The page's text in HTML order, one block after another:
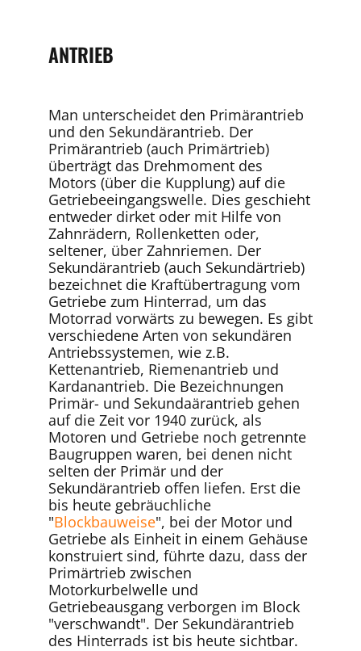
ANTRIEB
Man unterscheidet den Primärantrieb
und den Sekundärantrieb. Der
Primärantrieb (auch Primärtrieb)
überträgt das Drehmoment des
Motors (über die Kupplung) auf die
Getriebeeingangswelle. Dies geschieht
entweder dirket oder mit Hilfe von
Zahnrädern, Rollenketten oder,
seltener, über Zahnriemen. Der
Sekundärantrieb (auch Sekundärtrieb)
bezeichnet die Kraftübertragung vom
Getriebe zum Hinterrad, um das
Motorrad vorwärts zu bewegen. Es gibt
verschiedene Arten von sekundären
Antriebssystemen, wie z.B.
Kettenantrieb, Riemenantrieb und
Kardanantrieb. Die Bezeichnungen
Primär- und Sekundaärantrieb gehen
auf die Zeit vor 1940 zurück, als
Motoren und Getriebe noch getrennte
Baugruppen waren, bei denen nicht
selten der Primär und der
Sekundärantrieb offen liefen. Erst die
bis heute gebräuchliche
"Blockbauweise", bei der Motor und
Getriebe als Einheit in einem Gehäuse
konstruiert sind, führte dazu, dass der
Primärtrieb zwischen
Motorkurbelwelle und
Getriebeausgang verborgen im Block
"verschwandt". Der Sekundärantrieb
des Hinterrads ist bis heute sichtbar.